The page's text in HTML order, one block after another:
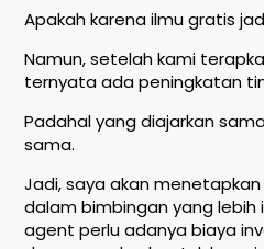
Apakah karena ilmu gratis
Namun, setelah kami
ternyata ada peningkatan
Padahal yang diajarkan
sama.
Jadi, saya akan
dalam bimbingan yang
agent perlu adanya biaya